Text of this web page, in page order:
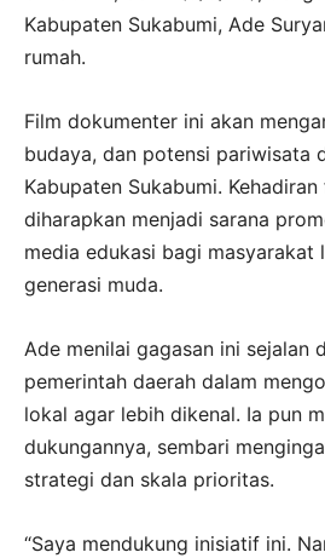
Kabupaten Sukabumi, Ade
rumah.
Film dokumenter ini akan
budaya, dan potensi pariwisata
Kabupaten Sukabumi.
diharapkan menjadi sarana
media edukasi bagi masyarakat
generasi muda.
Ade menilai gagasan ini sejalan
pemerintah daerah dalam
lokal agar lebih dikenal. Ia pun
dukungannya, sembari
strategi dan skala prioritas.
“Saya mendukung inisiatif ini.